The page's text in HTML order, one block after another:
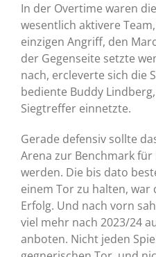
In der Overtime waren
wesentlich aktivere
einzigen Angriff, den
der Gegenseite setzte
nach, ercleverte sich die
bediente Buddy
Siegtreffer einnetzte.
Gerade defensiv sollte
Arena zur Benchmark
werden. Die bis dato
einem Tor zu halten,
Erfolg. Und nach vorn
viel mehr nach 2023/24
anboten. Nicht jeden